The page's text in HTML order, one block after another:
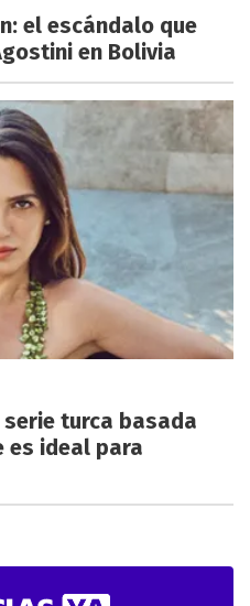
el escándalo que
en Bolivia
serie turca basada
es ideal para